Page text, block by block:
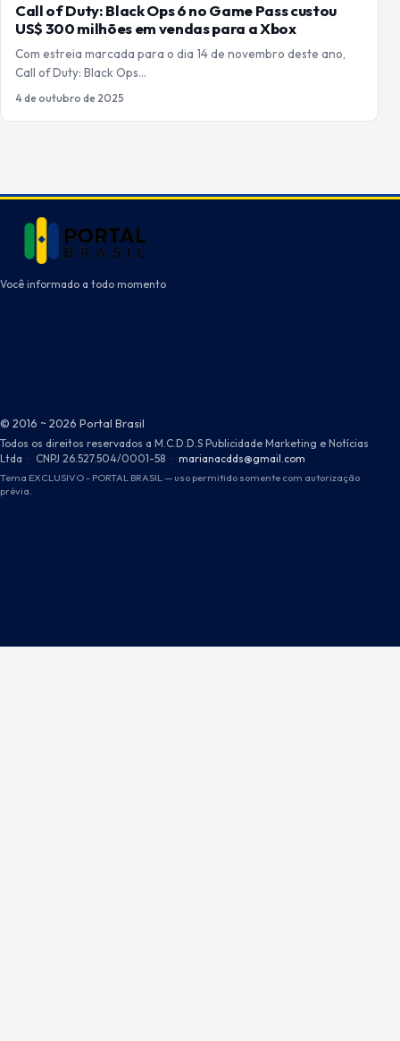
Call of Duty: Black Ops 6 no Game Pass custou
US$ 300 milhões em vendas para a Xbox
Com estreia marcada para o dia 14 de novembro deste ano,
Call of Duty: Black Ops…
4 de outubro de 2025
Você informado a todo momento
© 2016 ~ 2026 Portal Brasil
Todos os direitos reservados a M.C.D.D.S Publicidade Marketing e Notícias
Ltda · CNPJ 26.527.504/0001-58 · marianacdds@gmail.com
Tema EXCLUSIVO - PORTAL BRASIL — uso permitido somente com autorização
prévia.